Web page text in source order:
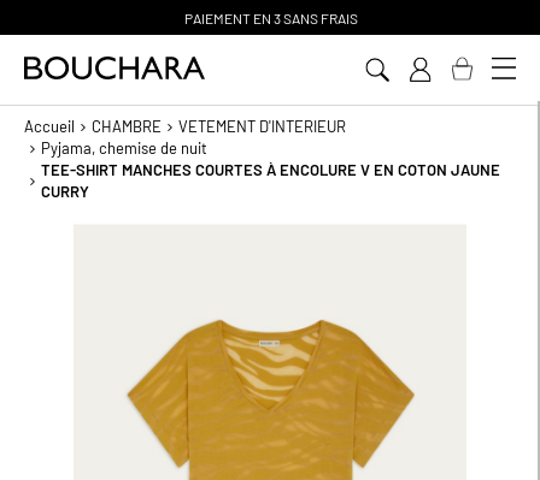
PAIEMENT EN 3 SANS FRAIS
Accueil CHAMBRE
VETEMENT D'INTERIEUR
Pyjama, chemise de nuit
TEE-SHIRT MANCHES COURTES À ENCOLURE V EN COTON JAUNE
CURRY
d’images